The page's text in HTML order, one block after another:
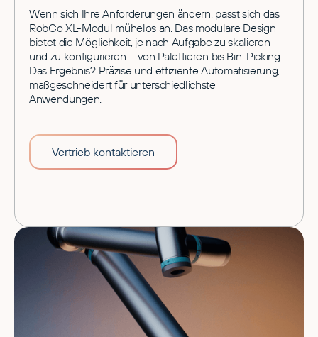
Wenn sich Ihre Anforderungen ändern, passt sich das
RobCo XL-Modul mühelos an. Das modulare Design
bietet die Möglichkeit, je nach Aufgabe zu skalieren
und zu konfigurieren – von Palettieren bis Bin-Picking.
Das Ergebnis? Präzise und effiziente Automatisierung,
maßgeschneidert für unterschiedlichste
Anwendungen.
Vertrieb kontaktieren